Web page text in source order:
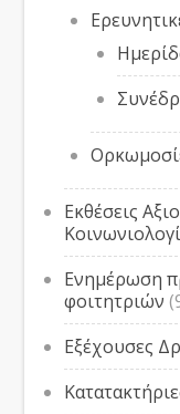
Εκθέσεις
Ενημέρωση
φοιτητριών
Εξέχουσες